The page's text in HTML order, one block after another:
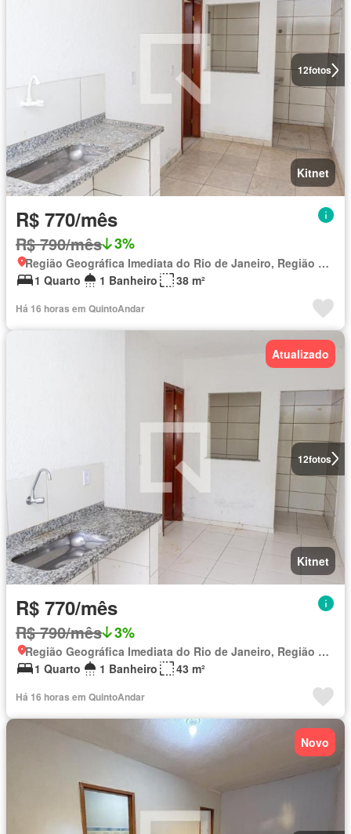
12fotos
Kitnet
R$ 770/mês
R$ 790/mês 3%
Região Geográfica Imediata do Rio de Janeiro, Região Metropolitana do Rio de Janeiro
1 Quarto
1 Banheiro 38 m²
Há 16 horas em QuintoAndar
12fotos
Atualizado
Kitnet
R$ 770/mês
R$ 790/mês 3%
Região Geográfica Imediata do Rio de Janeiro, Região Metropolitana do Rio de Janeiro
1 Quarto
1 Banheiro 43 m²
Há 16 horas em QuintoAndar
Novo